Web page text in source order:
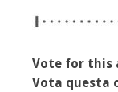
Vote for this
Vota questa